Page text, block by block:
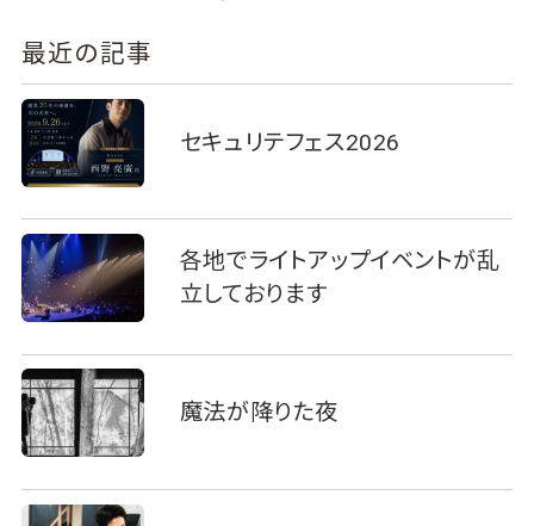
最近の記事
セキュリテフェス2026
各地でライトアップイベントが乱
立しております
魔法が降りた夜